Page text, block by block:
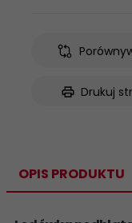
Drukuj
OPIS PRODUKTU